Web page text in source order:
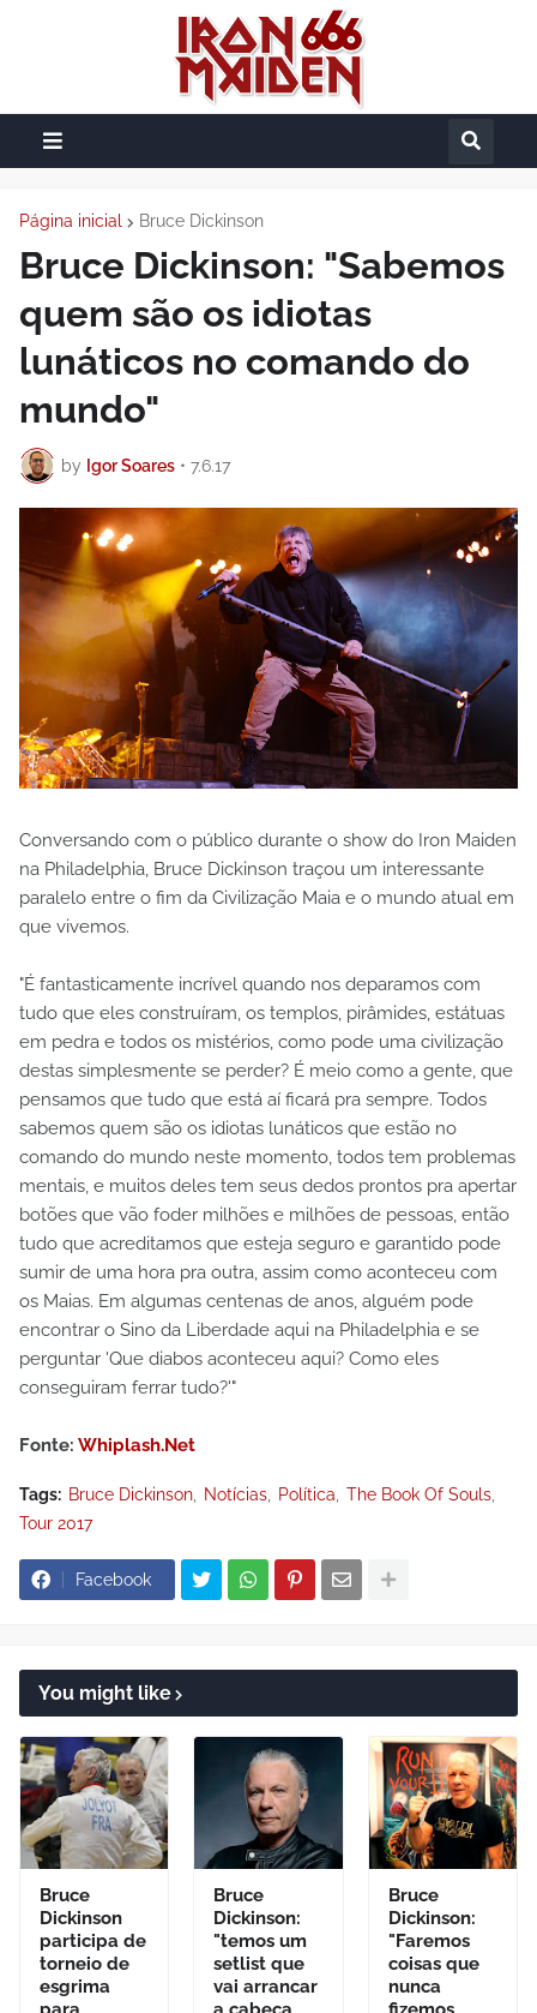
Página inicial Bruce Dickinson
Bruce Dickinson: "Sabemos
quem são os idiotas
lunáticos no comando do
mundo"
by Igor Soares • 7.6.17
Conversando com o público durante o show do Iron Maiden
na Philadelphia, Bruce Dickinson traçou um interessante
paralelo entre o fim da Civilização Maia e o mundo atual em
que vivemos.
"É fantasticamente incrível quando nos deparamos com
tudo que eles construíram, os templos, pirâmides, estátuas
em pedra e todos os mistérios, como pode uma civilização
destas simplesmente se perder? É meio como a gente, que
pensamos que tudo que está aí ficará pra sempre. Todos
sabemos quem são os idiotas lunáticos que estão no
comando do mundo neste momento, todos tem problemas
mentais, e muitos deles tem seus dedos prontos pra apertar
botões que vão foder milhões e milhões de pessoas, então
tudo que acreditamos que esteja seguro e garantido pode
sumir de uma hora pra outra, assim como aconteceu com
os Maias. Em algumas centenas de anos, alguém pode
encontrar o Sino da Liberdade aqui na Philadelphia e se
perguntar 'Que diabos aconteceu aqui? Como eles
conseguiram ferrar tudo?'"
Fonte: Whiplash.Net
Tags: Bruce Dickinson Notícias Política
The Book Of Souls
Tour 2017
Facebook
You might like
Bruce
Dickinson
participa de
torneio de
esgrima
Bruce
Dickinson:
"temos um
setlist que
vai arrancar
Bruce
Dickinson:
"Faremos
coisas que
nunca